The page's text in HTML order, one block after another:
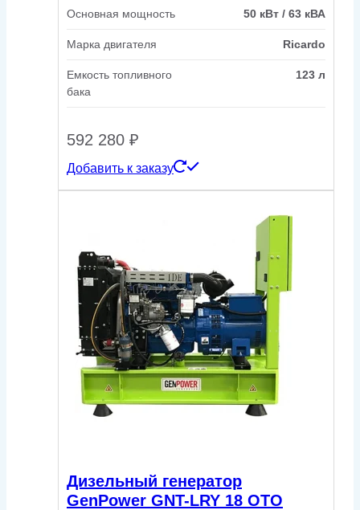
Основная мощность 50 кВт / 63 кВА
Марка двигателя Ricardo
Емкость топливного
бака
123 л
592 280 ₽
Добавить к заказу
Дизельный генератор
GenPower GNT-LRY 18 OTO